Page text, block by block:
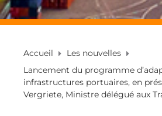
Accueil
Les nouvelles
Lancement du programme
infrastructures portuaires, en
Vergriete, Ministre délégué aux